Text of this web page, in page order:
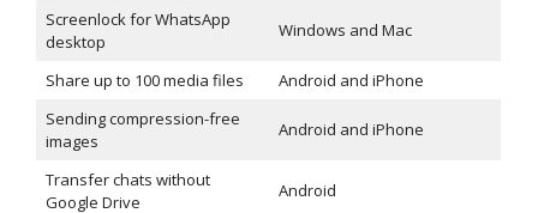
Screenlock for WhatsApp
desktop
Windows and Mac
Share up to 100 media files
Android and iPhone
Sending compression-free
images
Android and iPhone
Transfer chats without
Google Drive
Android